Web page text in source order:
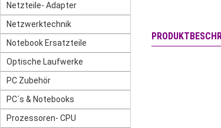
Netzteile- Adapter
Netzwerktechnik
Notebook Ersatzteile
Optische Laufwerke
PC Zubehör
PC´s & Notebooks
Prozessoren- CPU